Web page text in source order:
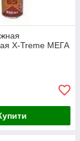
X-Treme МЕГА